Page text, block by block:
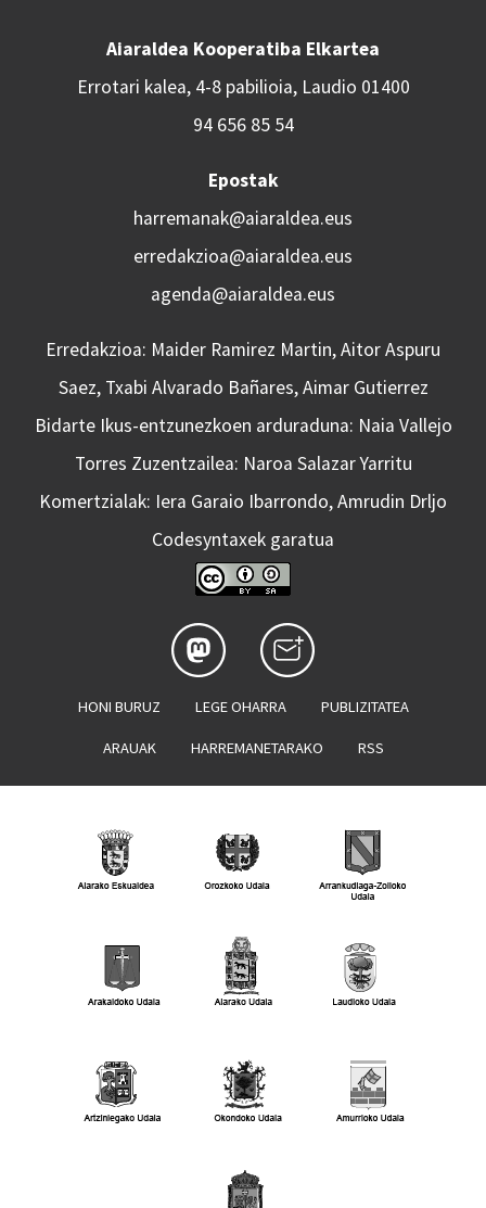
Aiaraldea Kooperatiba Elkartea
Errotari kalea, 4-8 pabilioia, Laudio 01400
94 656 85 54
Epostak
harremanak@aiaraldea.eus
erredakzioa@aiaraldea.eus
agenda@aiaraldea.eus
Erredakzioa: Maider Ramirez Martin, Aitor Aspuru
Saez, Txabi Alvarado Bañares, Aimar Gutierrez
Bidarte Ikus-entzunezkoen arduraduna: Naia Vallejo
Torres Zuzentzailea: Naroa Salazar Yarritu
Komertzialak: Iera Garaio Ibarrondo, Amrudin Drljo
Codesyntaxek garatua
HONI BURUZ LEGE OHARRA PUBLIZITATEA
ARAUAK HARREMANETARAKO RSS